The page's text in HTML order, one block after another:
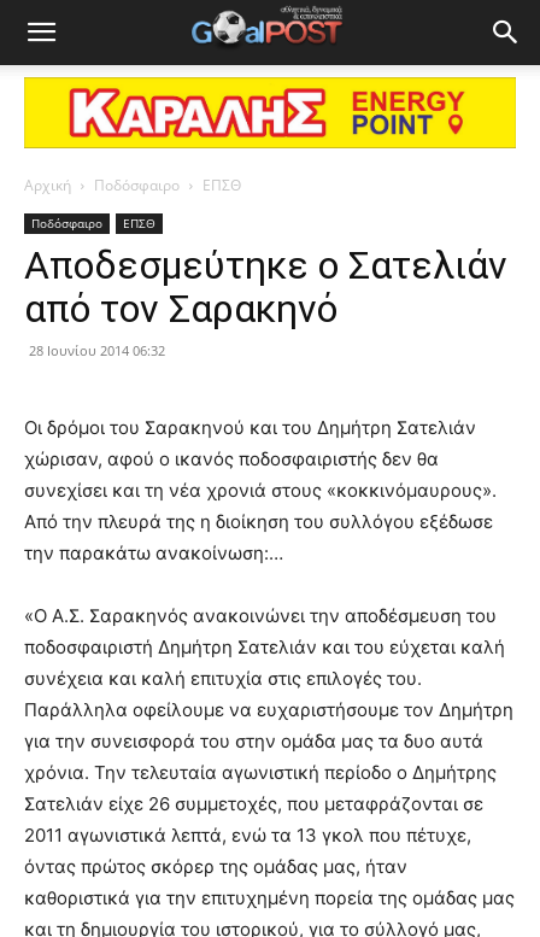
Αρχική Ποδόσφαιρο ΕΠΣΘ
Ποδόσφαιρο ΕΠΣΘ
Αποδεσμεύτηκε ο Σατελιάν
από τον Σαρακηνό
28 Ιουνίου 2014 06:32
Οι δρόμοι του Σαρακηνού και του Δημήτρη Σατελιάν
χώρισαν, αφού ο ικανός ποδοσφαιριστής δεν θα
συνεχίσει και τη νέα χρονιά στους «κοκκινόμαυρους».
Από την πλευρά της η διοίκηση του συλλόγου εξέδωσε
την παρακάτω ανακοίνωση:…
«Ο Α.Σ. Σαρακηνός ανακοινώνει την αποδέσμευση του
ποδοσφαιριστή Δημήτρη Σατελιάν και του εύχεται καλή
συνέχεια και καλή επιτυχία στις επιλογές του.
Παράλληλα οφείλουμε να ευχαριστήσουμε τον Δημήτρη
για την συνεισφορά του στην ομάδα μας τα δυο αυτά
χρόνια. Την τελευταία αγωνιστική περίοδο ο Δημήτρης
Σατελιάν είχε 26 συμμετοχές, που μεταφράζονται σε
2011 αγωνιστικά λεπτά, ενώ τα 13 γκολ που πέτυχε,
όντας πρώτος σκόρερ της ομάδας μας, ήταν
καθοριστικά για την επιτυχημένη πορεία της ομάδας μας
και τη δημιουργία του ιστορικού, για το σύλλογό μας,